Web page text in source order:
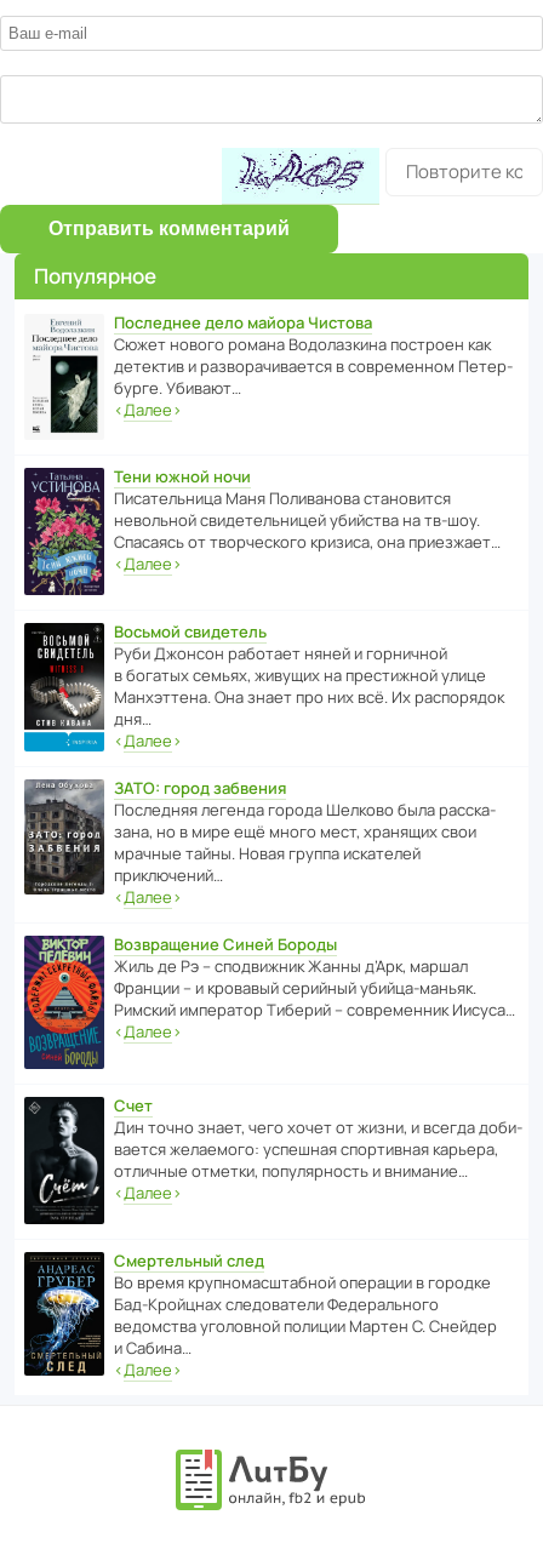
Отправить комментарий
Популярное
Последнее дело майора Чистова
Сюжет нового романа Водо­ла­з­кина пост­роен как
дете­ктив и разво­ра­чи­ва­ется в совре­менном Пете­р­
бурге. Убивают…
‹Далее›
Тени южной ночи
Писа­тель­ница Маня Поли­ва­нова стано­вится
невольной свиде­тель­ницей убийства на тв-шоу.
Спасаясь от твор­че­с­кого кризиса, она приезжает…
‹Далее›
Восьмой свидетель
Руби Джонсон рабо­тает няней и горни­чной
в богатых семьях, живущих на прес­ти­жной улице
Манх­эт­тена. Она знает про них всё. Их распо­рядок
дня…
‹Далее›
ЗАТО: город забвения
После­дняя легенда города Шелково была расска­
зана, но в мире ещё много мест, хранящих свои
мрачные тайны. Новая группа иска­телей
приключений…
‹Далее›
Возвращение Синей Бороды
Жиль де Рэ – спод­ви­жник Жанны д’Арк, маршал
Франции – и кровавый серийный убийца-маньяк.
Римский импе­ратор Тиберий – совре­менник Иисуса…
‹Далее›
Счет
Дин точно знает, чего хочет от жизни, и всегда доби­
ва­ется жела­е­мого: успе­шная спор­ти­вная карьера,
отли­чные отметки, попу­ля­р­ность и внимание…
‹Далее›
Смертельный след
Во время круп­но­мас­ш­та­бной операции в городке
Бад‑Крой­цнах следо­ва­тели Феде­раль­ного
ведомства уголо­вной полиции Мартен С. Снейдер
и Сабина…
‹Далее›